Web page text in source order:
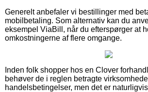
Generelt anbefaler vi bestillinger med
mobilbetaling. Som alternativ kan du
eksempel ViaBill, når du efterspørger at
omkostningerne af flere omgange.
Inden folk shopper hos en Clover
behøver de i reglen betragte
handelsbetingelser, men det er